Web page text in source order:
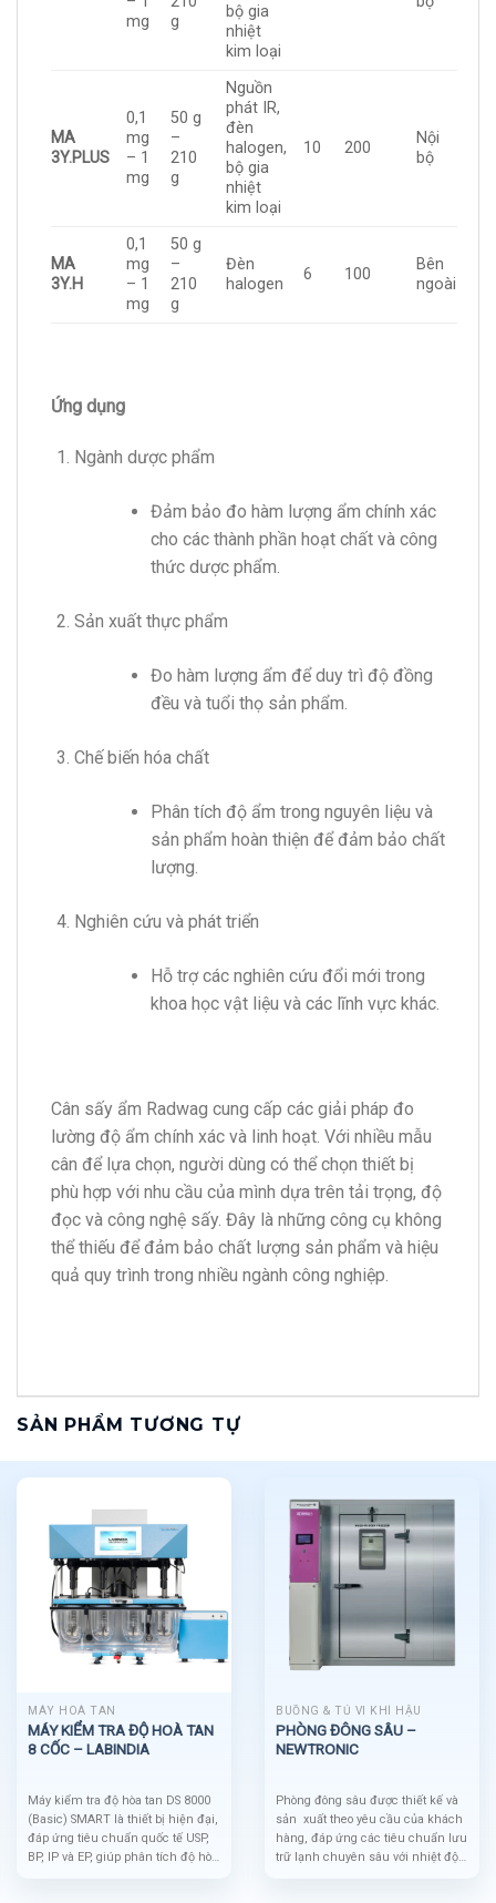
mg
g
bộ gia
nhiệt
kim loại
MA
3Y.PLUS
0,1
mg
– 1
mg
50 g
–
210
g
Nguồn
phát IR,
đèn
halogen,
bộ gia
nhiệt
kim loại
10 200
Nội
bộ
MA
3Y.H
0,1
mg
– 1
mg
50 g
–
210
g
Đèn
halogen
6 100
Bên
ngoài
Ứng dụng
Ngành dược phẩm
Đảm bảo đo hàm lượng ẩm chính xác
cho các thành phần hoạt chất và công
thức dược phẩm.
Sản xuất thực phẩm
Đo hàm lượng ẩm để duy trì độ đồng
đều và tuổi thọ sản phẩm.
Chế biến hóa chất
Phân tích độ ẩm trong nguyên liệu và
sản phẩm hoàn thiện để đảm bảo chất
lượng.
Nghiên cứu và phát triển
Hỗ trợ các nghiên cứu đổi mới trong
khoa học vật liệu và các lĩnh vực khác.
Cân sấy ẩm Radwag cung cấp các giải pháp đo
lường độ ẩm chính xác và linh hoạt. Với nhiều mẫu
cân để lựa chọn, người dùng có thể chọn thiết bị
phù hợp với nhu cầu của mình dựa trên tải trọng, độ
đọc và công nghệ sấy. Đây là những công cụ không
thể thiếu để đảm bảo chất lượng sản phẩm và hiệu
quả quy trình trong nhiều ngành công nghiệp.
SẢN PHẨM TƯƠNG TỰ
MÁY HOÀ TAN
MÁY KIỂM TRA ĐỘ HOÀ TAN
8 CỐC – LABINDIA
Máy kiểm tra độ hòa tan DS 8000
(Basic) SMART là thiết bị hiện đại,
đáp ứng tiêu chuẩn quốc tế USP,
BP, IP và EP, giúp phân tích độ hòa
BUỒNG & TỦ VI KHÍ HẬU
PHÒNG ĐÔNG SÂU –
NEWTRONIC
Phòng đông sâu được thiết kế và
sản xuất theo yêu cầu của khách
hàng, đáp ứng các tiêu chuẩn lưu
trữ lạnh chuyên sâu với nhiệt độ